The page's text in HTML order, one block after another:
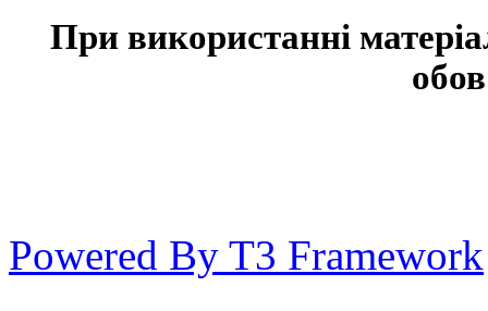
При використанні
Powered By T3 Framework